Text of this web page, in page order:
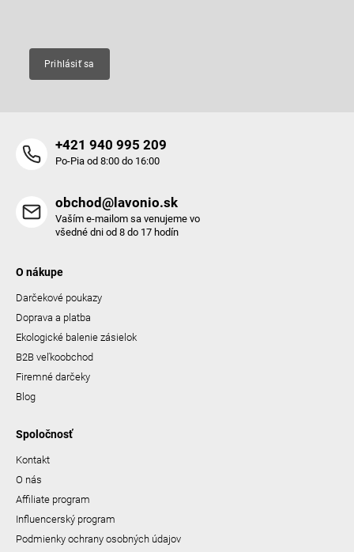
Prihlásiť sa
+421 940 995 209
Po-Pia od 8:00 do 16:00
obchod@lavonio.sk
Vaším e-mailom sa venujeme vo
všedné dni od 8 do 17 hodín
O nákupe
Darčekové poukazy
Doprava a platba
Ekologické balenie zásielok
B2B veľkoobchod
Firemné darčeky
Blog
Spoločnosť
Kontakt
O nás
Affiliate program
Influencerský program
Podmienky ochrany osobných údajov